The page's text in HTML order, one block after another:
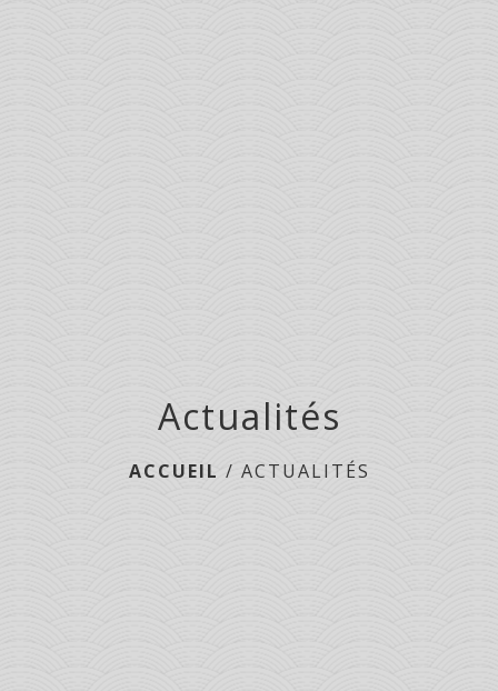
Actualités
ACCUEIL / ACTUALITÉS